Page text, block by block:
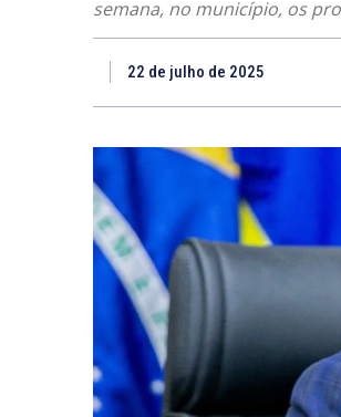
semana, no município, os
22 de julho de 2025